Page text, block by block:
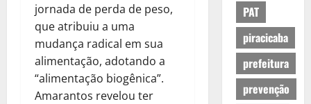
jornada de perda de peso,
que atribuiu a uma
mudança radical em sua
alimentação, adotando a
“alimentação biogênica”.
Amarantos revelou ter
PAT
piracicaba
prefeitura
prevenção